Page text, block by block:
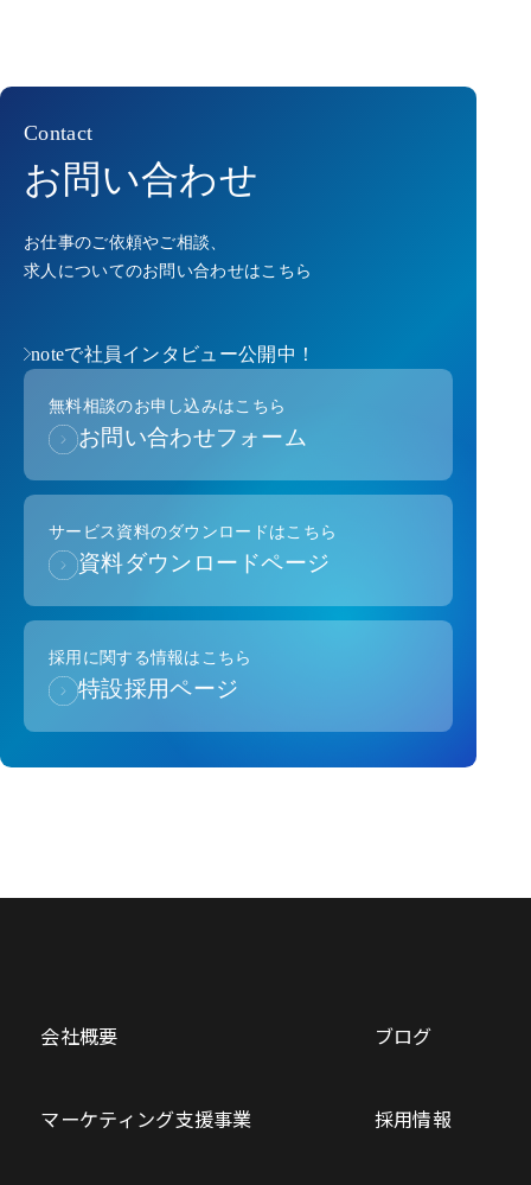
Contact
お問い合わせ
お仕事のご依頼やご相談、
求人についてのお問い合わせはこちら
noteで社員インタビュー公開中！
無料相談のお申し込みはこちら
お問い合わせフォーム
サービス資料のダウンロードはこちら
資料ダウンロードページ
採用に関する情報はこちら
特設採用ページ
会社概要
マーケティング支援事業
ブログ
採用情報